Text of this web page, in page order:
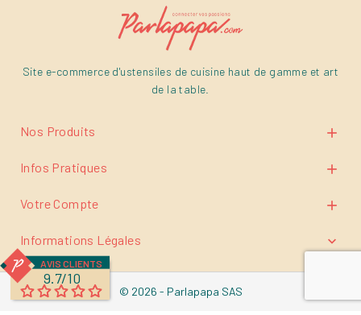
Site e-commerce d'ustensiles de cuisine haut de gamme et art
de la table.
Nos Produits 
Infos Pratiques 
Votre Compte 
Informations Légales 
AVIS CLIENTS
9.7/10
© 2026 - Parlapapa SAS